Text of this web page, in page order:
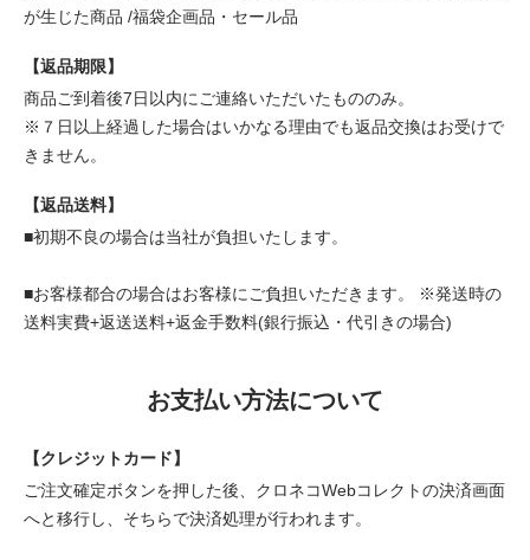
が生じた商品 /福袋企画品・セール品
【返品期限】
商品ご到着後7日以内にご連絡いただいたもののみ。
※７日以上経過した場合はいかなる理由でも返品交換はお受けで
きません。
【返品送料】
■初期不良の場合は当社が負担いたします。
■お客様都合の場合はお客様にご負担いただきます。 ※発送時の
送料実費+返送送料+返金手数料(銀行振込・代引きの場合)
お支払い方法について
【クレジットカード】
ご注文確定ボタンを押した後、クロネコWebコレクトの決済画面
へと移行し、そちらで決済処理が行われます。